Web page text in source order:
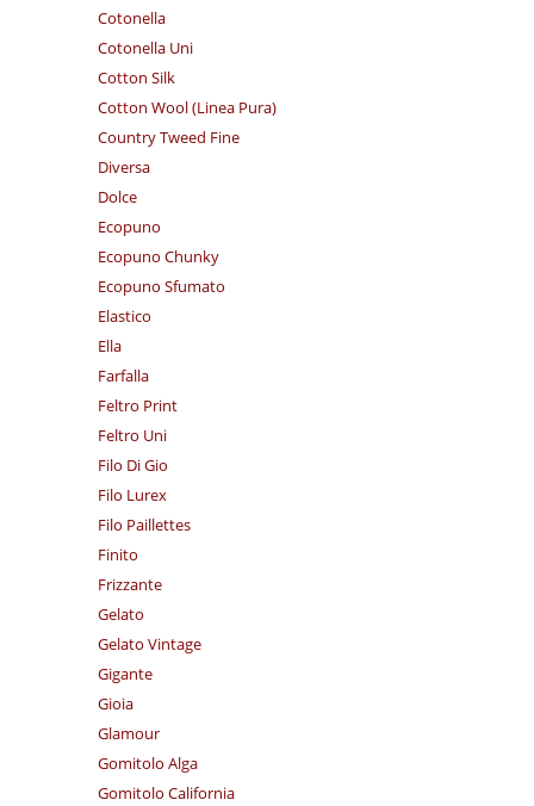
Cotonella
Cotonella Uni
Cotton Silk
Cotton Wool (Linea Pura)
Country Tweed Fine
Diversa
Dolce
Ecopuno
Ecopuno Chunky
Ecopuno Sfumato
Elastico
Ella
Farfalla
Feltro Print
Feltro Uni
Filo Di Gio
Filo Lurex
Filo Paillettes
Finito
Frizzante
Gelato
Gelato Vintage
Gigante
Gioia
Glamour
Gomitolo Alga
Gomitolo California